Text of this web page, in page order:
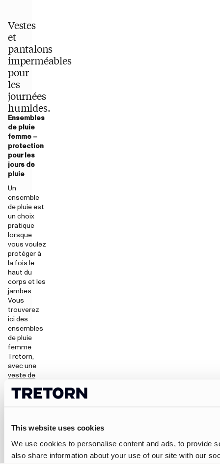
This website uses cookies
We use cookies to personalise content and ads, to provide
also share information about your use of our site with our
Vestes
et
pantalons
imperméables
pour
les
journées
humides.
Ensembles
de pluie
femme –
protection
pour les
jours de
pluie
Un
ensemble
de pluie est
un choix
pratique
lorsque
vous voulez
protéger à
la fois le
haut du
corps et les
jambes.
Vous
trouverez
ici des
ensembles
de pluie
femme
Tretorn,
avec une
veste de
pantalon de
fonctionner
ensemble
pluie, dans